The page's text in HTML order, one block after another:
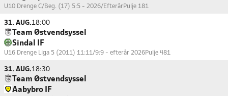
U10 Drenge C/Beg. (17) 5:5 - 2026/EfterårPulje 181
31. AUG.18:00
Team Østvendsyssel
Sindal IF
U16 Drenge Liga 5 (2011) 11:11/9:9 - efterår 2026Pulje 481
31. AUG.18:30
Team Østvendsyssel
Aabybro IF